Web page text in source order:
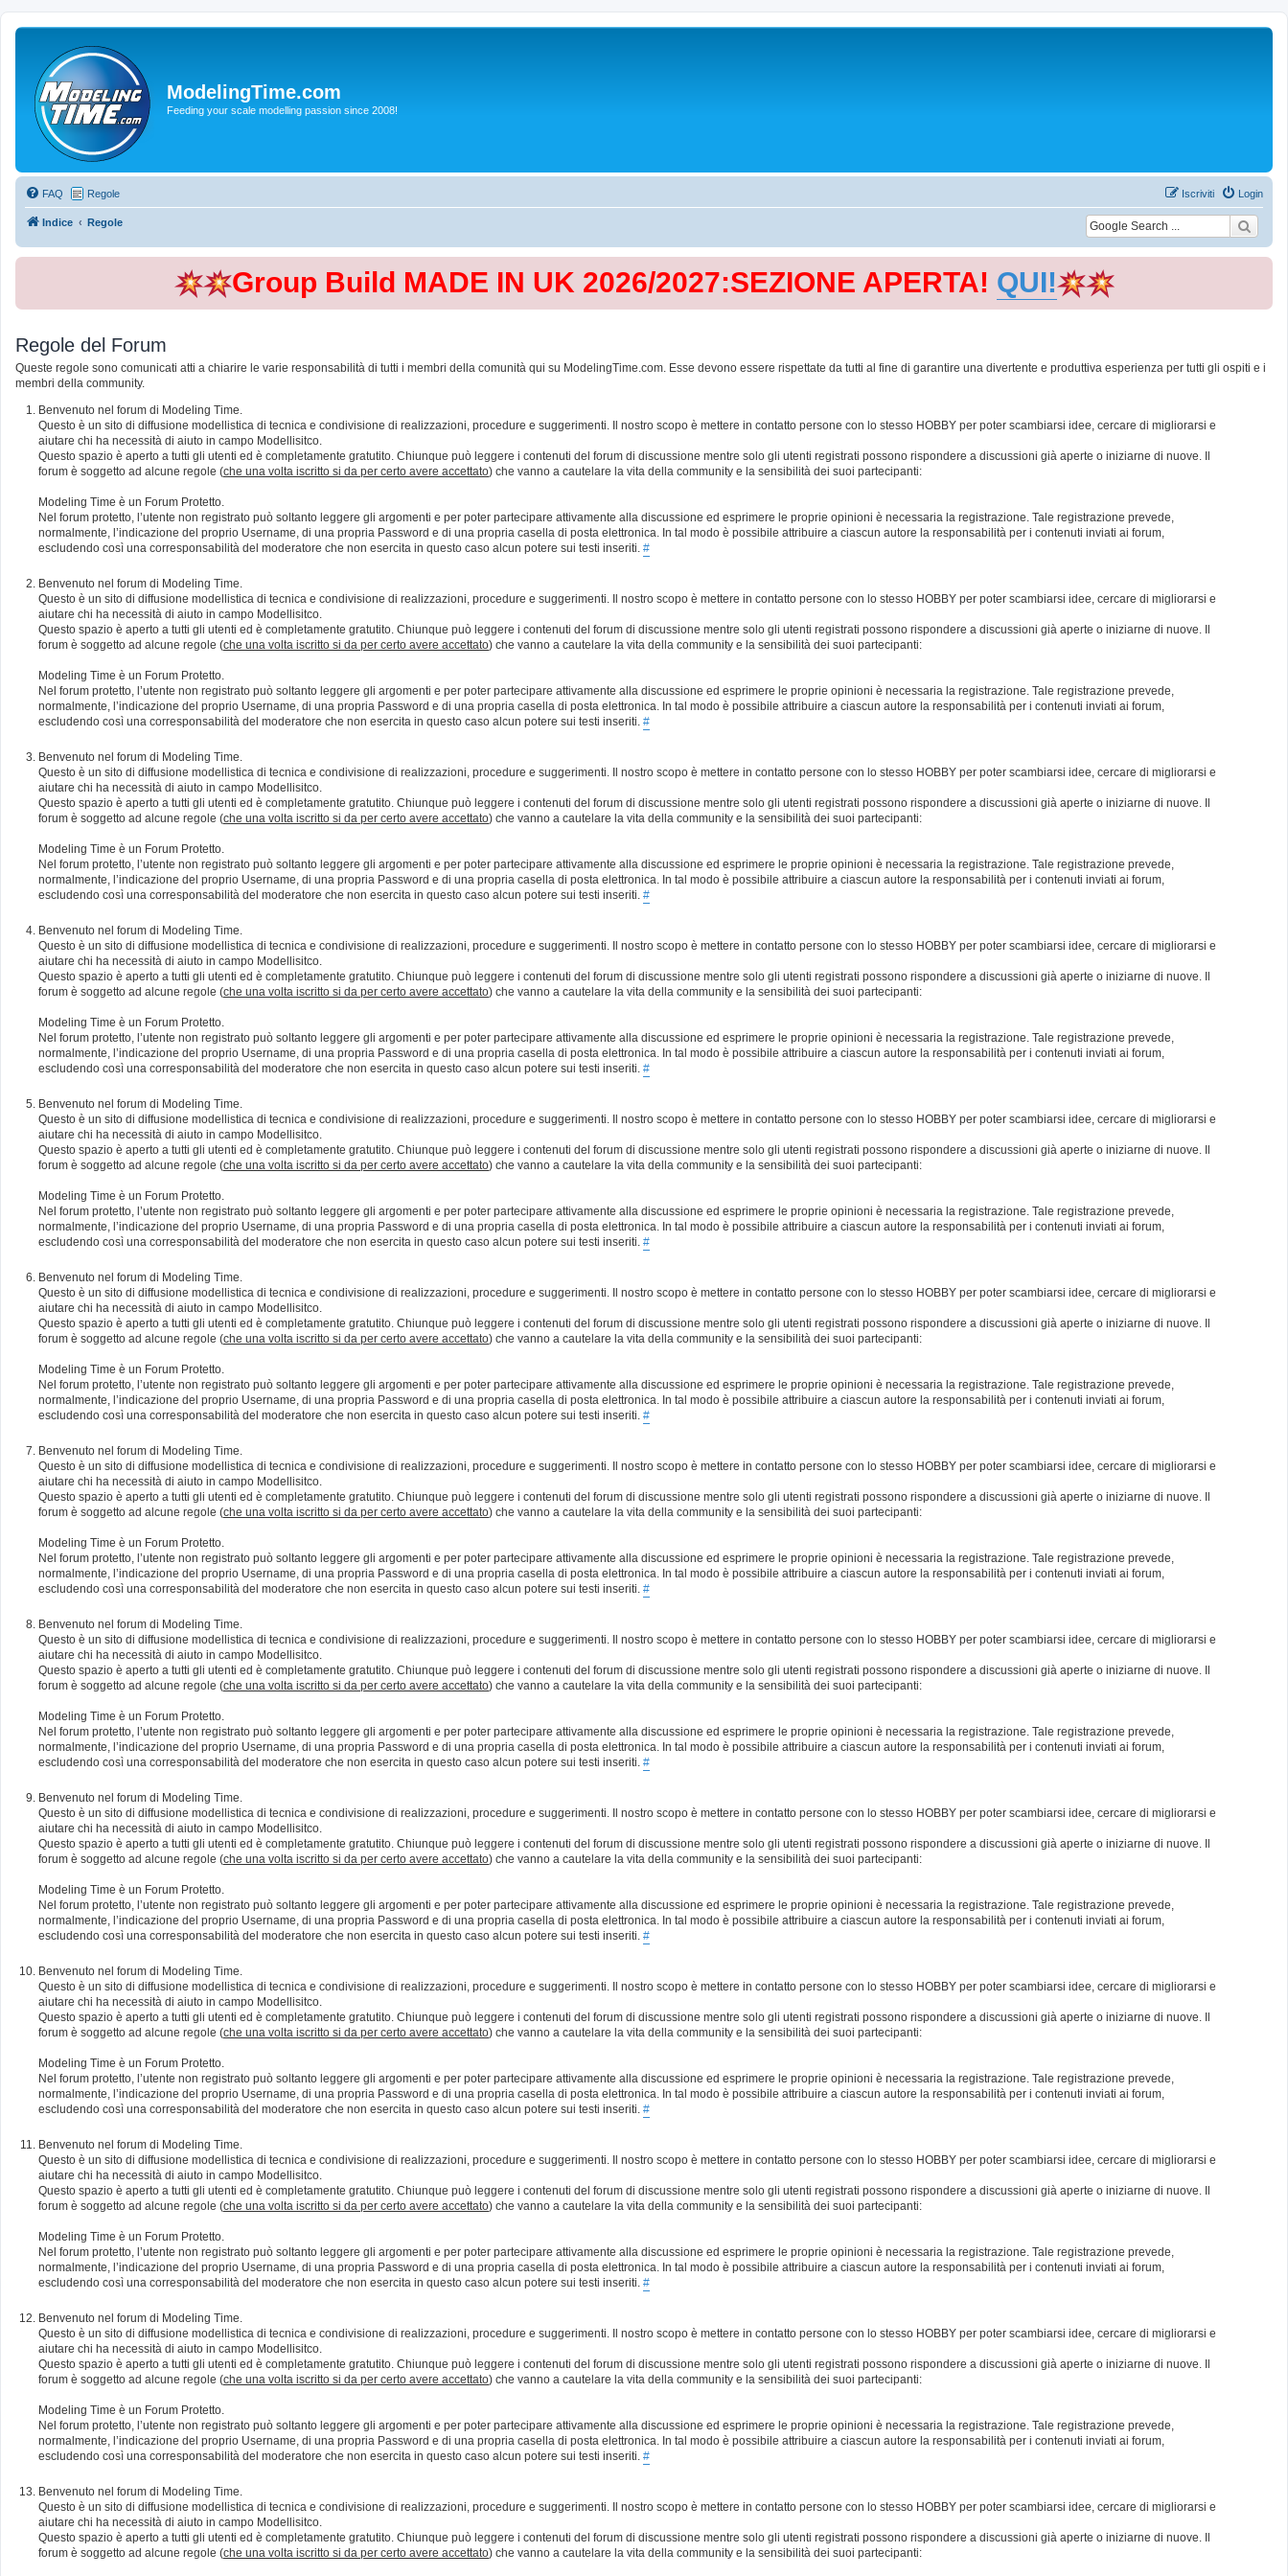
ModelingTime.com
Feeding your scale modelling passion since 2008!
FAQ Regole Login
Iscriviti
Indice Regole
Group Build MADE IN UK 2026/2027:SEZIONE APERTA! QUI!
Regole del Forum
Queste regole sono comunicati atti a chiarire le varie responsabilità di tutti i membri della comunità qui su ModelingTime.com. Esse devono essere rispettate da tutti al fine di garantire una divertente e produttiva esperienza per tutti gli ospiti e i
membri della community.
Benvenuto nel forum di Modeling Time.
Questo è un sito di diffusione modellistica di tecnica e condivisione di realizzazioni, procedure e suggerimenti. Il nostro scopo è mettere in contatto persone con lo stesso HOBBY per poter scambiarsi idee, cercare di migliorarsi e
aiutare chi ha necessità di aiuto in campo Modellisitco.
Questo spazio è aperto a tutti gli utenti ed è completamente gratutito. Chiunque può leggere i contenuti del forum di discussione mentre solo gli utenti registrati possono rispondere a discussioni già aperte o iniziarne di nuove. Il
forum è soggetto ad alcune regole (che una volta iscritto si da per certo avere accettato) che vanno a cautelare la vita della community e la sensibilità dei suoi partecipanti:
Modeling Time è un Forum Protetto.
Nel forum protetto, l’utente non registrato può soltanto leggere gli argomenti e per poter partecipare attivamente alla discussione ed esprimere le proprie opinioni è necessaria la registrazione. Tale registrazione prevede,
normalmente, l’indicazione del proprio Username, di una propria Password e di una propria casella di posta elettronica. In tal modo è possibile attribuire a ciascun autore la responsabilità per i contenuti inviati ai forum,
escludendo così una corresponsabilità del moderatore che non esercita in questo caso alcun potere sui testi inseriti. #
Benvenuto nel forum di Modeling Time.
Questo è un sito di diffusione modellistica di tecnica e condivisione di realizzazioni, procedure e suggerimenti. Il nostro scopo è mettere in contatto persone con lo stesso HOBBY per poter scambiarsi idee, cercare di migliorarsi e
aiutare chi ha necessità di aiuto in campo Modellisitco.
Questo spazio è aperto a tutti gli utenti ed è completamente gratutito. Chiunque può leggere i contenuti del forum di discussione mentre solo gli utenti registrati possono rispondere a discussioni già aperte o iniziarne di nuove. Il
forum è soggetto ad alcune regole (che una volta iscritto si da per certo avere accettato) che vanno a cautelare la vita della community e la sensibilità dei suoi partecipanti:
Modeling Time è un Forum Protetto.
Nel forum protetto, l’utente non registrato può soltanto leggere gli argomenti e per poter partecipare attivamente alla discussione ed esprimere le proprie opinioni è necessaria la registrazione. Tale registrazione prevede,
normalmente, l’indicazione del proprio Username, di una propria Password e di una propria casella di posta elettronica. In tal modo è possibile attribuire a ciascun autore la responsabilità per i contenuti inviati ai forum,
escludendo così una corresponsabilità del moderatore che non esercita in questo caso alcun potere sui testi inseriti. #
Benvenuto nel forum di Modeling Time.
Questo è un sito di diffusione modellistica di tecnica e condivisione di realizzazioni, procedure e suggerimenti. Il nostro scopo è mettere in contatto persone con lo stesso HOBBY per poter scambiarsi idee, cercare di migliorarsi e
aiutare chi ha necessità di aiuto in campo Modellisitco.
Questo spazio è aperto a tutti gli utenti ed è completamente gratutito. Chiunque può leggere i contenuti del forum di discussione mentre solo gli utenti registrati possono rispondere a discussioni già aperte o iniziarne di nuove. Il
forum è soggetto ad alcune regole (che una volta iscritto si da per certo avere accettato) che vanno a cautelare la vita della community e la sensibilità dei suoi partecipanti:
Modeling Time è un Forum Protetto.
Nel forum protetto, l’utente non registrato può soltanto leggere gli argomenti e per poter partecipare attivamente alla discussione ed esprimere le proprie opinioni è necessaria la registrazione. Tale registrazione prevede,
normalmente, l’indicazione del proprio Username, di una propria Password e di una propria casella di posta elettronica. In tal modo è possibile attribuire a ciascun autore la responsabilità per i contenuti inviati ai forum,
escludendo così una corresponsabilità del moderatore che non esercita in questo caso alcun potere sui testi inseriti. #
Benvenuto nel forum di Modeling Time.
Questo è un sito di diffusione modellistica di tecnica e condivisione di realizzazioni, procedure e suggerimenti. Il nostro scopo è mettere in contatto persone con lo stesso HOBBY per poter scambiarsi idee, cercare di migliorarsi e
aiutare chi ha necessità di aiuto in campo Modellisitco.
Questo spazio è aperto a tutti gli utenti ed è completamente gratutito. Chiunque può leggere i contenuti del forum di discussione mentre solo gli utenti registrati possono rispondere a discussioni già aperte o iniziarne di nuove. Il
forum è soggetto ad alcune regole (che una volta iscritto si da per certo avere accettato) che vanno a cautelare la vita della community e la sensibilità dei suoi partecipanti:
Modeling Time è un Forum Protetto.
Nel forum protetto, l’utente non registrato può soltanto leggere gli argomenti e per poter partecipare attivamente alla discussione ed esprimere le proprie opinioni è necessaria la registrazione. Tale registrazione prevede,
normalmente, l’indicazione del proprio Username, di una propria Password e di una propria casella di posta elettronica. In tal modo è possibile attribuire a ciascun autore la responsabilità per i contenuti inviati ai forum,
escludendo così una corresponsabilità del moderatore che non esercita in questo caso alcun potere sui testi inseriti. #
Benvenuto nel forum di Modeling Time.
Questo è un sito di diffusione modellistica di tecnica e condivisione di realizzazioni, procedure e suggerimenti. Il nostro scopo è mettere in contatto persone con lo stesso HOBBY per poter scambiarsi idee, cercare di migliorarsi e
aiutare chi ha necessità di aiuto in campo Modellisitco.
Questo spazio è aperto a tutti gli utenti ed è completamente gratutito. Chiunque può leggere i contenuti del forum di discussione mentre solo gli utenti registrati possono rispondere a discussioni già aperte o iniziarne di nuove. Il
forum è soggetto ad alcune regole (che una volta iscritto si da per certo avere accettato) che vanno a cautelare la vita della community e la sensibilità dei suoi partecipanti:
Modeling Time è un Forum Protetto.
Nel forum protetto, l’utente non registrato può soltanto leggere gli argomenti e per poter partecipare attivamente alla discussione ed esprimere le proprie opinioni è necessaria la registrazione. Tale registrazione prevede,
normalmente, l’indicazione del proprio Username, di una propria Password e di una propria casella di posta elettronica. In tal modo è possibile attribuire a ciascun autore la responsabilità per i contenuti inviati ai forum,
escludendo così una corresponsabilità del moderatore che non esercita in questo caso alcun potere sui testi inseriti. #
Benvenuto nel forum di Modeling Time.
Questo è un sito di diffusione modellistica di tecnica e condivisione di realizzazioni, procedure e suggerimenti. Il nostro scopo è mettere in contatto persone con lo stesso HOBBY per poter scambiarsi idee, cercare di migliorarsi e
aiutare chi ha necessità di aiuto in campo Modellisitco.
Questo spazio è aperto a tutti gli utenti ed è completamente gratutito. Chiunque può leggere i contenuti del forum di discussione mentre solo gli utenti registrati possono rispondere a discussioni già aperte o iniziarne di nuove. Il
forum è soggetto ad alcune regole (che una volta iscritto si da per certo avere accettato) che vanno a cautelare la vita della community e la sensibilità dei suoi partecipanti:
Modeling Time è un Forum Protetto.
Nel forum protetto, l’utente non registrato può soltanto leggere gli argomenti e per poter partecipare attivamente alla discussione ed esprimere le proprie opinioni è necessaria la registrazione. Tale registrazione prevede,
normalmente, l’indicazione del proprio Username, di una propria Password e di una propria casella di posta elettronica. In tal modo è possibile attribuire a ciascun autore la responsabilità per i contenuti inviati ai forum,
escludendo così una corresponsabilità del moderatore che non esercita in questo caso alcun potere sui testi inseriti. #
Benvenuto nel forum di Modeling Time.
Questo è un sito di diffusione modellistica di tecnica e condivisione di realizzazioni, procedure e suggerimenti. Il nostro scopo è mettere in contatto persone con lo stesso HOBBY per poter scambiarsi idee, cercare di migliorarsi e
aiutare chi ha necessità di aiuto in campo Modellisitco.
Questo spazio è aperto a tutti gli utenti ed è completamente gratutito. Chiunque può leggere i contenuti del forum di discussione mentre solo gli utenti registrati possono rispondere a discussioni già aperte o iniziarne di nuove. Il
forum è soggetto ad alcune regole (che una volta iscritto si da per certo avere accettato) che vanno a cautelare la vita della community e la sensibilità dei suoi partecipanti:
Modeling Time è un Forum Protetto.
Nel forum protetto, l’utente non registrato può soltanto leggere gli argomenti e per poter partecipare attivamente alla discussione ed esprimere le proprie opinioni è necessaria la registrazione. Tale registrazione prevede,
normalmente, l’indicazione del proprio Username, di una propria Password e di una propria casella di posta elettronica. In tal modo è possibile attribuire a ciascun autore la responsabilità per i contenuti inviati ai forum,
escludendo così una corresponsabilità del moderatore che non esercita in questo caso alcun potere sui testi inseriti. #
Benvenuto nel forum di Modeling Time.
Questo è un sito di diffusione modellistica di tecnica e condivisione di realizzazioni, procedure e suggerimenti. Il nostro scopo è mettere in contatto persone con lo stesso HOBBY per poter scambiarsi idee, cercare di migliorarsi e
aiutare chi ha necessità di aiuto in campo Modellisitco.
Questo spazio è aperto a tutti gli utenti ed è completamente gratutito. Chiunque può leggere i contenuti del forum di discussione mentre solo gli utenti registrati possono rispondere a discussioni già aperte o iniziarne di nuove. Il
forum è soggetto ad alcune regole (che una volta iscritto si da per certo avere accettato) che vanno a cautelare la vita della community e la sensibilità dei suoi partecipanti:
Modeling Time è un Forum Protetto.
Nel forum protetto, l’utente non registrato può soltanto leggere gli argomenti e per poter partecipare attivamente alla discussione ed esprimere le proprie opinioni è necessaria la registrazione. Tale registrazione prevede,
normalmente, l’indicazione del proprio Username, di una propria Password e di una propria casella di posta elettronica. In tal modo è possibile attribuire a ciascun autore la responsabilità per i contenuti inviati ai forum,
escludendo così una corresponsabilità del moderatore che non esercita in questo caso alcun potere sui testi inseriti. #
Benvenuto nel forum di Modeling Time.
Questo è un sito di diffusione modellistica di tecnica e condivisione di realizzazioni, procedure e suggerimenti. Il nostro scopo è mettere in contatto persone con lo stesso HOBBY per poter scambiarsi idee, cercare di migliorarsi e
aiutare chi ha necessità di aiuto in campo Modellisitco.
Questo spazio è aperto a tutti gli utenti ed è completamente gratutito. Chiunque può leggere i contenuti del forum di discussione mentre solo gli utenti registrati possono rispondere a discussioni già aperte o iniziarne di nuove. Il
forum è soggetto ad alcune regole (che una volta iscritto si da per certo avere accettato) che vanno a cautelare la vita della community e la sensibilità dei suoi partecipanti:
Modeling Time è un Forum Protetto.
Nel forum protetto, l’utente non registrato può soltanto leggere gli argomenti e per poter partecipare attivamente alla discussione ed esprimere le proprie opinioni è necessaria la registrazione. Tale registrazione prevede,
normalmente, l’indicazione del proprio Username, di una propria Password e di una propria casella di posta elettronica. In tal modo è possibile attribuire a ciascun autore la responsabilità per i contenuti inviati ai forum,
escludendo così una corresponsabilità del moderatore che non esercita in questo caso alcun potere sui testi inseriti. #
Benvenuto nel forum di Modeling Time.
Questo è un sito di diffusione modellistica di tecnica e condivisione di realizzazioni, procedure e suggerimenti. Il nostro scopo è mettere in contatto persone con lo stesso HOBBY per poter scambiarsi idee, cercare di migliorarsi e
aiutare chi ha necessità di aiuto in campo Modellisitco.
Questo spazio è aperto a tutti gli utenti ed è completamente gratutito. Chiunque può leggere i contenuti del forum di discussione mentre solo gli utenti registrati possono rispondere a discussioni già aperte o iniziarne di nuove. Il
forum è soggetto ad alcune regole (che una volta iscritto si da per certo avere accettato) che vanno a cautelare la vita della community e la sensibilità dei suoi partecipanti:
Modeling Time è un Forum Protetto.
Nel forum protetto, l’utente non registrato può soltanto leggere gli argomenti e per poter partecipare attivamente alla discussione ed esprimere le proprie opinioni è necessaria la registrazione. Tale registrazione prevede,
normalmente, l’indicazione del proprio Username, di una propria Password e di una propria casella di posta elettronica. In tal modo è possibile attribuire a ciascun autore la responsabilità per i contenuti inviati ai forum,
escludendo così una corresponsabilità del moderatore che non esercita in questo caso alcun potere sui testi inseriti. #
Benvenuto nel forum di Modeling Time.
Questo è un sito di diffusione modellistica di tecnica e condivisione di realizzazioni, procedure e suggerimenti. Il nostro scopo è mettere in contatto persone con lo stesso HOBBY per poter scambiarsi idee, cercare di migliorarsi e
aiutare chi ha necessità di aiuto in campo Modellisitco.
Questo spazio è aperto a tutti gli utenti ed è completamente gratutito. Chiunque può leggere i contenuti del forum di discussione mentre solo gli utenti registrati possono rispondere a discussioni già aperte o iniziarne di nuove. Il
forum è soggetto ad alcune regole (che una volta iscritto si da per certo avere accettato) che vanno a cautelare la vita della community e la sensibilità dei suoi partecipanti:
Modeling Time è un Forum Protetto.
Nel forum protetto, l’utente non registrato può soltanto leggere gli argomenti e per poter partecipare attivamente alla discussione ed esprimere le proprie opinioni è necessaria la registrazione. Tale registrazione prevede,
normalmente, l’indicazione del proprio Username, di una propria Password e di una propria casella di posta elettronica. In tal modo è possibile attribuire a ciascun autore la responsabilità per i contenuti inviati ai forum,
escludendo così una corresponsabilità del moderatore che non esercita in questo caso alcun potere sui testi inseriti. #
Benvenuto nel forum di Modeling Time.
Questo è un sito di diffusione modellistica di tecnica e condivisione di realizzazioni, procedure e suggerimenti. Il nostro scopo è mettere in contatto persone con lo stesso HOBBY per poter scambiarsi idee, cercare di migliorarsi e
aiutare chi ha necessità di aiuto in campo Modellisitco.
Questo spazio è aperto a tutti gli utenti ed è completamente gratutito. Chiunque può leggere i contenuti del forum di discussione mentre solo gli utenti registrati possono rispondere a discussioni già aperte o iniziarne di nuove. Il
forum è soggetto ad alcune regole (che una volta iscritto si da per certo avere accettato) che vanno a cautelare la vita della community e la sensibilità dei suoi partecipanti:
Modeling Time è un Forum Protetto.
Nel forum protetto, l’utente non registrato può soltanto leggere gli argomenti e per poter partecipare attivamente alla discussione ed esprimere le proprie opinioni è necessaria la registrazione. Tale registrazione prevede,
normalmente, l’indicazione del proprio Username, di una propria Password e di una propria casella di posta elettronica. In tal modo è possibile attribuire a ciascun autore la responsabilità per i contenuti inviati ai forum,
escludendo così una corresponsabilità del moderatore che non esercita in questo caso alcun potere sui testi inseriti. #
Benvenuto nel forum di Modeling Time.
Questo è un sito di diffusione modellistica di tecnica e condivisione di realizzazioni, procedure e suggerimenti. Il nostro scopo è mettere in contatto persone con lo stesso HOBBY per poter scambiarsi idee, cercare di migliorarsi e
aiutare chi ha necessità di aiuto in campo Modellisitco.
Questo spazio è aperto a tutti gli utenti ed è completamente gratutito. Chiunque può leggere i contenuti del forum di discussione mentre solo gli utenti registrati possono rispondere a discussioni già aperte o iniziarne di nuove. Il
forum è soggetto ad alcune regole (che una volta iscritto si da per certo avere accettato) che vanno a cautelare la vita della community e la sensibilità dei suoi partecipanti: